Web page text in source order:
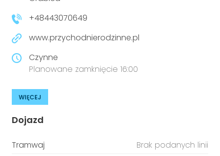
Prawo
Prawa osób z niepełnosprawnościami
+48443070649
www.przychodnierodzinne.pl
Czynne
Planowane zamknięcie 16:00
WIĘCEJ
Dojazd
Tramwaj
Brak podanych linii